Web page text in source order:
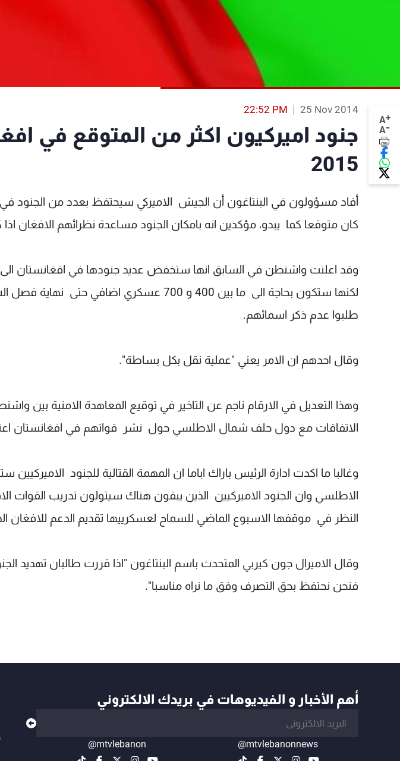
A+
A-
25 Nov 2014
22:52 PM
جنود اميركيون اكثر من المتوقع في
2015
كان متوقعا كما يبدو، مؤكدين انه بامكان الجنود مساعدة نظرائهم الافغان
لكنها ستكون بحاجة الى ما بين 400 و 700 عسكري
طلبوا عدم ذكر اسمائهم.
وقال احدهم ان الامر يعني "عملية نقل بكل بساطة".
وهذا التعديل في الارقام ناجم عن التاخير في توقيع المعاهدة الامنية بين
الاتفاقات مع دول حلف شمال الاطلسي حول نشر قواتهم في افغانستان
وغالبا ما اكدت ادارة الرئيس باراك اباما ان المهمة القتالية للجنود
الاطلسي وان الجنود الاميركيين الذين يبقون هناك سيتولون تدريب القوات
النظر في موقفها الاسبوع الماضي للسماح لعسكرييها تقديم الدعم للافغان
وقال الاميرال جون كيربي المتحدث باسم البنتاغون "اذا قررت طالبان تهديد
فنحن نحتفظ بحق التصرف وفق ما نراه مناسبا".
أهم الأخبار و الفيديوهات في بريدك الالكتروني
@mtvlebanonnews
@mtvlebanon